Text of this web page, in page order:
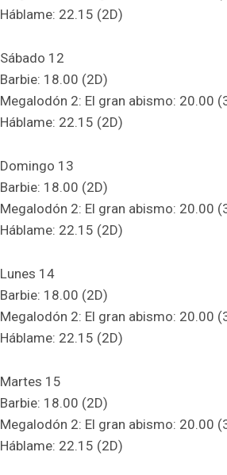
Háblame: 22.15 (2D)
Sábado 12
Barbie: 18.00 (2D)
Megalodón 2: El gran abismo: 20.00
Háblame: 22.15 (2D)
Domingo 13
Barbie: 18.00 (2D)
Megalodón 2: El gran abismo: 20.00
Háblame: 22.15 (2D)
Lunes 14
Barbie: 18.00 (2D)
Megalodón 2: El gran abismo: 20.00
Háblame: 22.15 (2D)
Martes 15
Barbie: 18.00 (2D)
Megalodón 2: El gran abismo: 20.00
Háblame: 22.15 (2D)